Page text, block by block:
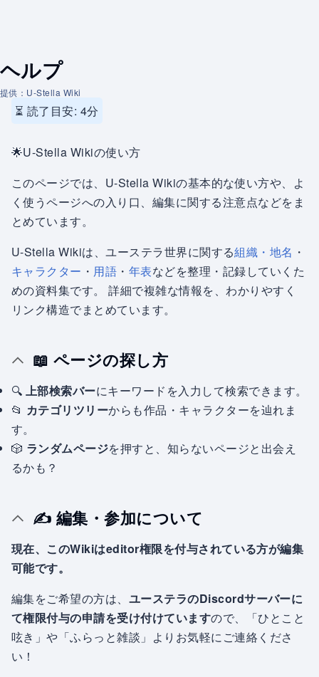
ヘルプ
提供：U-Stella Wiki
⏳ 読了目安: 4分
🌟U-Stella Wikiの使い方
このページでは、U-Stella Wikiの基本的な使い方や、よ
く使うページへの入り口、編集に関する注意点などをま
とめています。
U-Stella Wikiは、ユーステラ世界に関する組織・地名 ・
キャラクター ・ 用語 ・ 年表などを整理・記録していくた
めの資料集です。 詳細で複雑な情報を、わかりやすく
リンク構造でまとめています。
📖 ページの探し方
🔍 上部検索バーにキーワードを入力して検索できます。
📂 カテゴリツリーからも作品・キャラクターを辿れま
す。
🎲 ランダムページを押すと、知らないページと出会え
るかも？
✍ 編集・参加について
現在、このWikiはeditor権限を付与されている方が編集
可能です。
編集をご希望の方は、 ユーステラのDiscordサーバーに
て権限付与の申請を受け付けていますので、「ひとこと
呟き」や「ふらっと雑談」よりお気軽にご連絡くださ
い！